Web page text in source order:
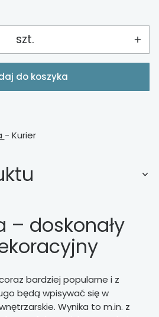
szt.
do koszyka
- Kurier
– doskonały
bardziej popularne i z
będą wpisywać się w
Wynika to m.in. z